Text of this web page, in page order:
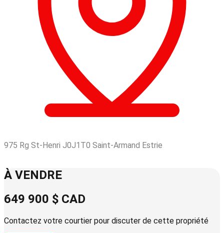
975 Rg St-Henri J0J1T0 Saint-Armand Estrie
+
À VENDRE
649 900 $ CAD
Contactez votre courtier pour discuter de cette propriété